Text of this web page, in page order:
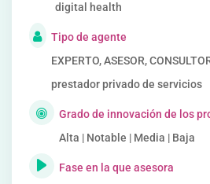
digital health
Tipo de agente
EXPERTO, ASESOR,
prestador privado de servicios
Grado de innovación de los
Alta | Notable | Media | Baja
Fase en la que asesora